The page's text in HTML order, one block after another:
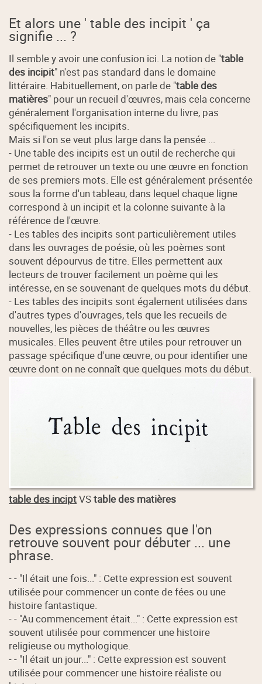
Et alors une ' table des incipit ' ça
signifie ... ?
Il semble y avoir une confusion ici. La notion de "table
des incipit" n'est pas standard dans le domaine
littéraire. Habituellement, on parle de "table des
matières" pour un recueil d'œuvres, mais cela concerne
généralement l'organisation interne du livre, pas
spécifiquement les incipits.
Mais si l'on se veut plus large dans la pensée ...
- Une table des incipits est un outil de recherche qui
permet de retrouver un texte ou une œuvre en fonction
de ses premiers mots. Elle est généralement présentée
sous la forme d'un tableau, dans lequel chaque ligne
correspond à un incipit et la colonne suivante à la
référence de l'œuvre.
- Les tables des incipits sont particulièrement utiles
dans les ouvrages de poésie, où les poèmes sont
souvent dépourvus de titre. Elles permettent aux
lecteurs de trouver facilement un poème qui les
intéresse, en se souvenant de quelques mots du début.
- Les tables des incipits sont également utilisées dans
d'autres types d'ouvrages, tels que les recueils de
nouvelles, les pièces de théâtre ou les œuvres
musicales. Elles peuvent être utiles pour retrouver un
passage spécifique d'une œuvre, ou pour identifier une
œuvre dont on ne connaît que quelques mots du début.
table des inciptVStable des matières
Des expressions connues que l'on
retrouve souvent pour débuter ... une
phrase.
- - "Il était une fois..." : Cette expression est souvent
utilisée pour commencer un conte de fées ou une
histoire fantastique.
- - "Au commencement était..." : Cette expression est
souvent utilisée pour commencer une histoire
religieuse ou mythologique.
- - "Il était un jour..." : Cette expression est souvent
utilisée pour commencer une histoire réaliste ou